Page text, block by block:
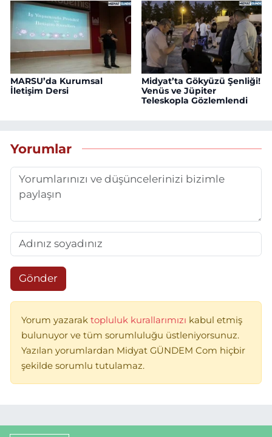
MARSU’da Kurumsal
İletişim Dersi
Midyat’ta Gökyüzü Şenliği!
Venüs ve Jüpiter
Teleskopla Gözlemlendi
Yorumlar
Gönder
Yorum yazarak topluluk kurallarımızı kabul etmiş
bulunuyor ve tüm sorumluluğu üstleniyorsunuz.
Yazılan yorumlardan Midyat GÜNDEM Com hiçbir
şekilde sorumlu tutulamaz.